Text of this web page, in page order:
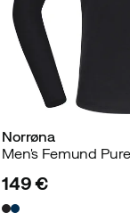
Norrøna
price
149 €